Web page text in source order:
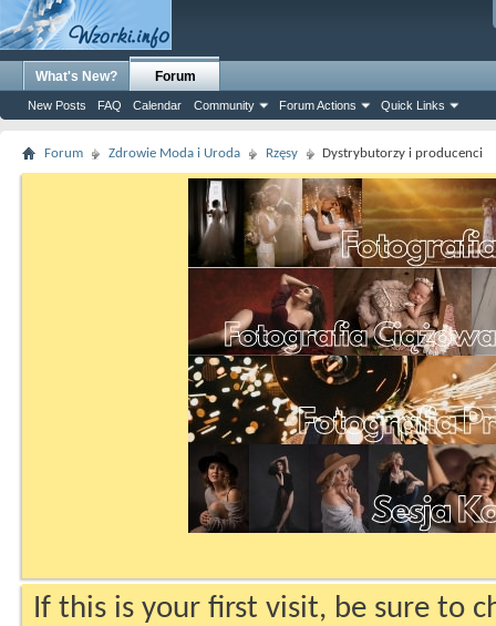
What's New? Forum
New Posts FAQ Calendar Community Forum Actions Quick Links
Forum Zdrowie Moda i Uroda Rzęsy Dystrybutorzy i producenci
If this is your first visit, be sure to